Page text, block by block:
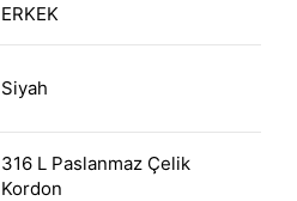
ERKEK
Siyah
316 L Paslanmaz Çelik
Kordon